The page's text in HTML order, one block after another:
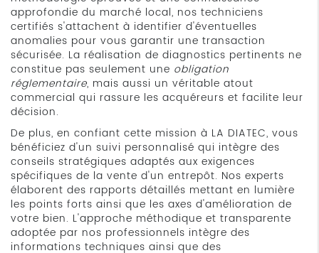
approfondie du marché local, nos techniciens
certifiés s'attachent à identifier d'éventuelles
anomalies pour vous garantir une transaction
sécurisée. La réalisation de diagnostics pertinents ne
constitue pas seulement une obligation
réglementaire, mais aussi un véritable atout
commercial qui rassure les acquéreurs et facilite leur
décision.
De plus, en confiant cette mission à LA DIATEC, vous
bénéficiez d'un suivi personnalisé qui intègre des
conseils stratégiques adaptés aux exigences
spécifiques de la vente d'un entrepôt. Nos experts
élaborent des rapports détaillés mettant en lumière
les points forts ainsi que les axes d'amélioration de
votre bien. L'approche méthodique et transparente
adoptée par nos professionnels intègre des
informations techniques ainsi que des